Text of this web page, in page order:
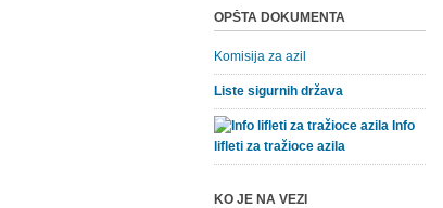
OPŠTA DOKUMENTA
Komisija za azil
Liste sigurnih država
Info
lifleti za tražioce azila
KO JE NA VEZI